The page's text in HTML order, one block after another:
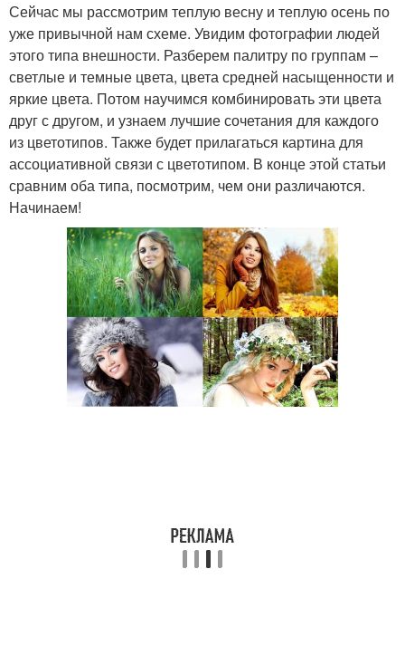
Сейчас мы рассмотрим теплую весну и теплую осень по
уже привычной нам схеме. Увидим фотографии людей
этого типа внешности. Разберем палитру по группам –
светлые и темные цвета, цвета средней насыщенности и
яркие цвета. Потом научимся комбинировать эти цвета
друг с другом, и узнаем лучшие сочетания для каждого
из цветотипов. Также будет прилагаться картина для
ассоциативной связи с цветотипом. В конце этой статьи
сравним оба типа, посмотрим, чем они различаются.
Начинаем!